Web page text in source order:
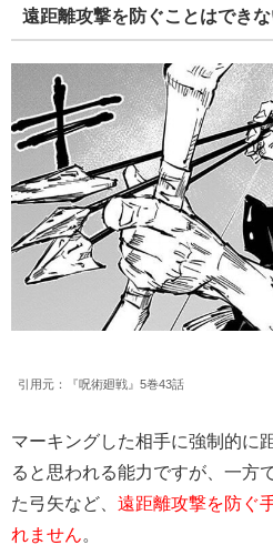
遠距離攻撃を防ぐことはできな
引用元：『呪術廻戦』5巻43話
マーキングした相手に強制的に
ると思われる能力ですが、一方
た弓矢など、 遠距離攻撃を防ぐ
れません。